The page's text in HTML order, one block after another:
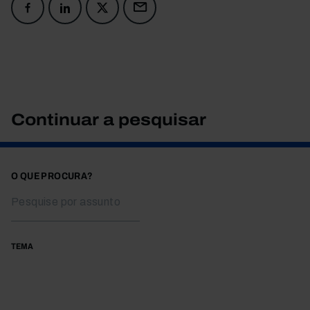
Continuar a pesquisar
O QUE PROCURA?
TEMA